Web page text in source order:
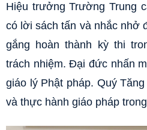
Hiệu trưởng Trường Trung
có lời sách tấn và nhắc nhở
gắng hoàn thành kỳ thi
trách nhiệm. Đại đức nhấn
giáo lý Phật pháp. Quý
và thực hành giáo pháp